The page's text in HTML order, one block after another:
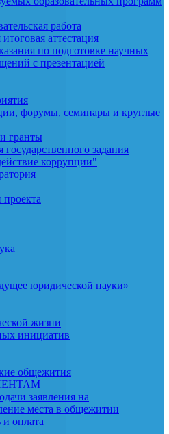
работа
аттестация
по подготовке научных
с презентацией
форумы, семинары и круглые
гранты
государственного задания
коррупции"
юридической науки»
жизни
инициатив
общежития
заявления на
места в общежитии
оплата